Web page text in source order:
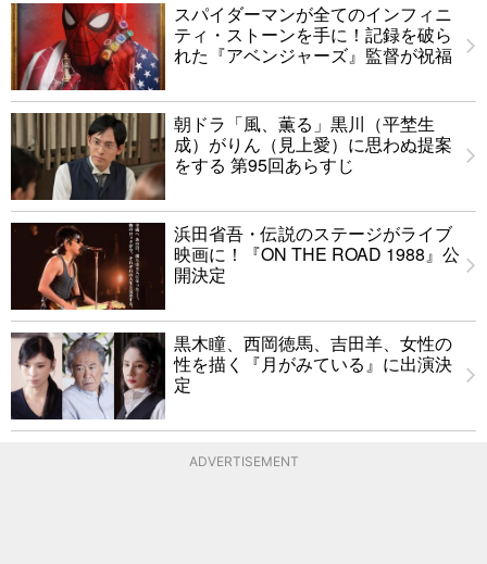
スパイダーマンが全てのインフィニ
ティ・ストーンを手に！記録を破ら
れた『アベンジャーズ』監督が祝福
朝ドラ「風、薫る」黒川（平埜生
成）がりん（見上愛）に思わぬ提案
をする 第95回あらすじ
浜田省吾・伝説のステージがライブ
映画に！『ON THE ROAD 1988』公
開決定
黒木瞳、西岡徳馬、吉田羊、女性の
性を描く『月がみている』に出演決
定
ADVERTISEMENT